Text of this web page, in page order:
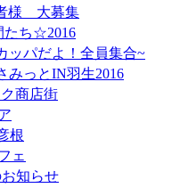
様 大募集
たち☆2016
パだよ！全員集合~
みっとIN羽生2016
商店街
根
ェ
知らせ